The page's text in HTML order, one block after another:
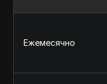
Ежемесячно